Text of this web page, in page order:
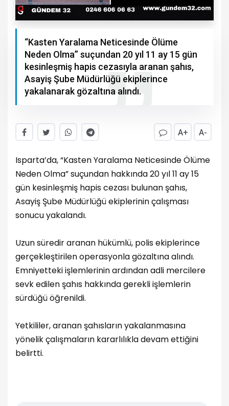
“Kasten Yaralama Neticesinde Ölüme
Neden Olma” suçundan 20 yıl 11 ay 15 gün
kesinleşmiş hapis cezasıyla aranan şahıs,
Asayiş Şube Müdürlüğü ekiplerince
yakalanarak gözaltına alındı.
A+ A-
Isparta’da, “Kasten Yaralama Neticesinde Ölüme
Neden Olma” suçundan hakkında 20 yıl 11 ay 15
gün kesinleşmiş hapis cezası bulunan şahıs,
Asayiş Şube Müdürlüğü ekiplerinin çalışması
sonucu yakalandı.
Uzun süredir aranan hükümlü, polis ekiplerince
gerçekleştirilen operasyonla gözaltına alındı.
Emniyetteki işlemlerinin ardından adli mercilere
sevk edilen şahıs hakkında gerekli işlemlerin
sürdüğü öğrenildi.
Yetkililer, aranan şahısların yakalanmasına
yönelik çalışmaların kararlılıkla devam ettiğini
belirtti.